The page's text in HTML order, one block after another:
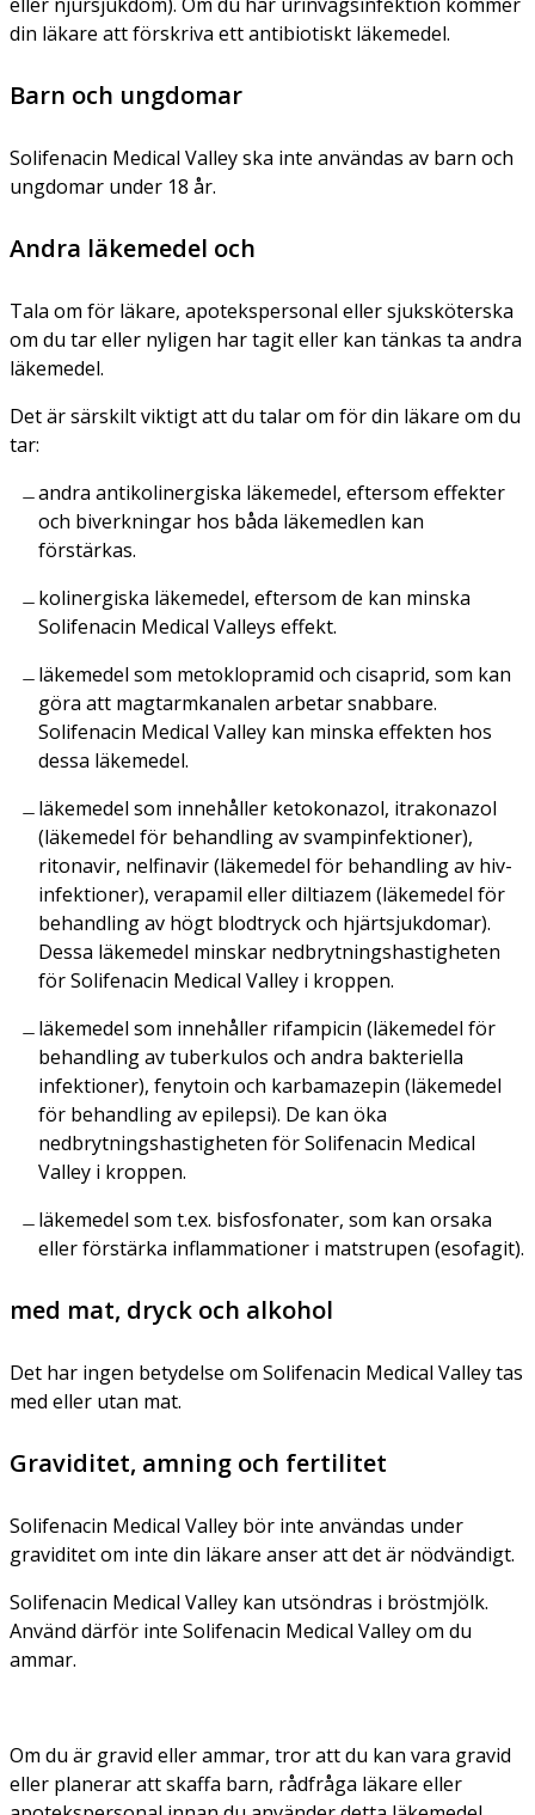
din läkare att förskriva ett antibiotiskt läkemedel.
Barn och ungdomar
Solifenacin Medical Valley ska inte användas av barn och
ungdomar under 18 år.
Andra läkemedel och
Tala om för läkare, apotekspersonal eller sjuksköterska
om du tar eller nyligen har tagit eller kan tänkas ta andra
läkemedel.
Det är särskilt viktigt att du talar om för din läkare om du
tar:
andra antikolinergiska läkemedel, eftersom effekter
och biverkningar hos båda läkemedlen kan
förstärkas.
kolinergiska läkemedel, eftersom de kan minska
Solifenacin Medical Valleys effekt.
läkemedel som metoklopramid och cisaprid, som kan
göra att magtarmkanalen arbetar snabbare.
Solifenacin Medical Valley kan minska effekten hos
dessa läkemedel.
läkemedel som innehåller ketokonazol, itrakonazol
(läkemedel för behandling av svampinfektioner),
ritonavir, nelfinavir (läkemedel för behandling av hiv-
infektioner), verapamil eller diltiazem (läkemedel för
behandling av högt blodtryck och hjärtsjukdomar).
Dessa läkemedel minskar nedbrytningshastigheten
för Solifenacin Medical Valley i kroppen.
läkemedel som innehåller rifampicin (läkemedel för
behandling av tuberkulos och andra bakteriella
infektioner), fenytoin och karbamazepin (läkemedel
för behandling av epilepsi). De kan öka
nedbrytningshastigheten för Solifenacin Medical
Valley i kroppen.
läkemedel som t.ex. bisfosfonater, som kan orsaka
eller förstärka inflammationer i matstrupen (esofagit).
med mat, dryck och alkohol
Det har ingen betydelse om Solifenacin Medical Valley tas
med eller utan mat.
Graviditet, amning och fertilitet
Solifenacin Medical Valley bör inte användas under
graviditet om inte din läkare anser att det är nödvändigt.
Solifenacin Medical Valley kan utsöndras i bröstmjölk.
Använd därför inte Solifenacin Medical Valley om du
ammar.
Om du är gravid eller ammar, tror att du kan vara gravid
eller planerar att skaffa barn, rådfråga läkare eller